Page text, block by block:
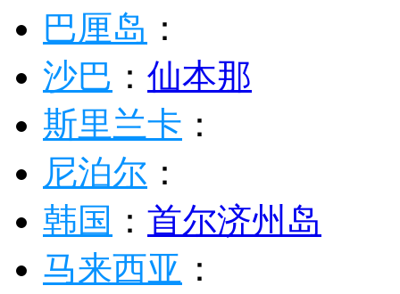
巴厘岛 ：
沙巴 ： 仙本那
斯里兰卡 ：
尼泊尔 ：
韩国 ： 首尔济州岛
马来西亚 ：